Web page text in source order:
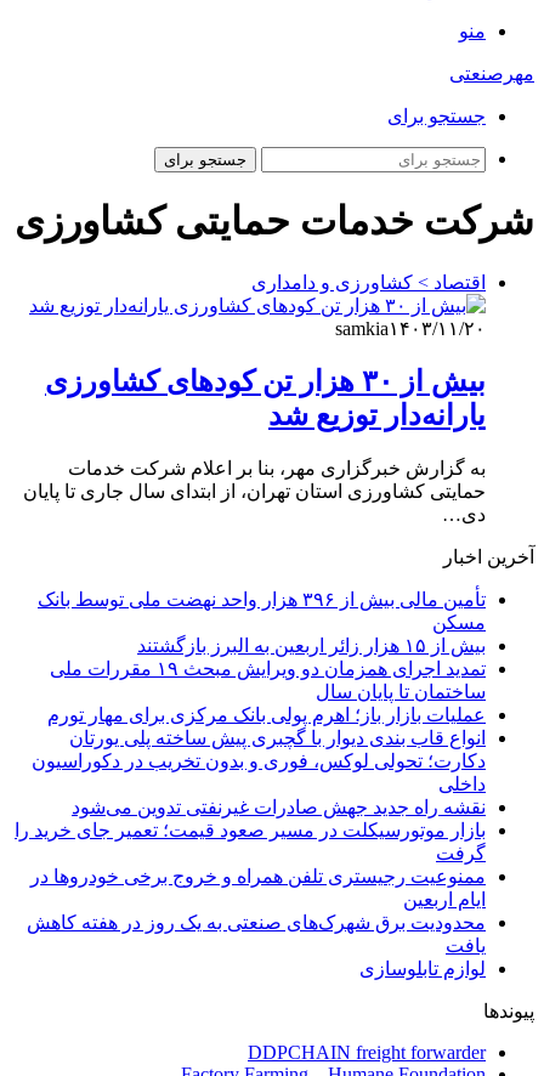
منو
مهرصنعتی
جستجو برای
جستجو برای
شرکت خدمات حمایتی کشاورزی
اقتصاد > کشاورزی و دامداری
samkia۱۴۰۳/۱۱/۲۰
بیش از ۳۰ هزار تن کودهای کشاورزی
یارانه‌دار توزیع شد
به گزارش خبرگزاری مهر، بنا بر اعلام شرکت خدمات
حمایتی کشاورزی استان تهران، از ابتدای سال جاری تا پایان
دی…
آخرین اخبار
تأمین مالی بیش از ۳۹۶ هزار واحد نهضت ملی توسط بانک
مسکن
بیش از ۱۵ هزار زائر اربعین به البرز بازگشتند
تمدید اجرای همزمان دو ویرایش مبحث ۱۹ مقررات ملی
ساختمان تا پایان سال
عملیات بازار باز؛ اهرم پولی بانک مرکزی برای مهار تورم
انواع قاب بندی دیوار با گچبری پیش ساخته پلی یورتان
دکارت؛ تحولی لوکس، فوری و بدون تخریب در دکوراسیون
داخلی
نقشه راه جدید جهش صادرات غیرنفتی تدوین می‌شود
بازار موتورسیکلت در مسیر صعود قیمت؛ تعمیر جای خرید را
گرفت
ممنوعیت رجیستری تلفن همراه و خروج برخی خودروها در
ایام اربعین
محدودیت برق شهرک‌های صنعتی به یک روز در هفته کاهش
یافت
لوازم تابلوسازی
پیوندها
DDPCHAIN freight forwarder